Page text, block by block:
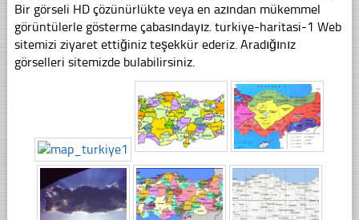
Bir görseli HD çözünürlükte veya en azından mükemmel
görüntülerle gösterme çabasındayız. turkiye-haritasi-1 Web
sitemizi ziyaret ettiğiniz teşekkür ederiz. Aradığınız
görselleri sitemizde bulabilirsiniz.